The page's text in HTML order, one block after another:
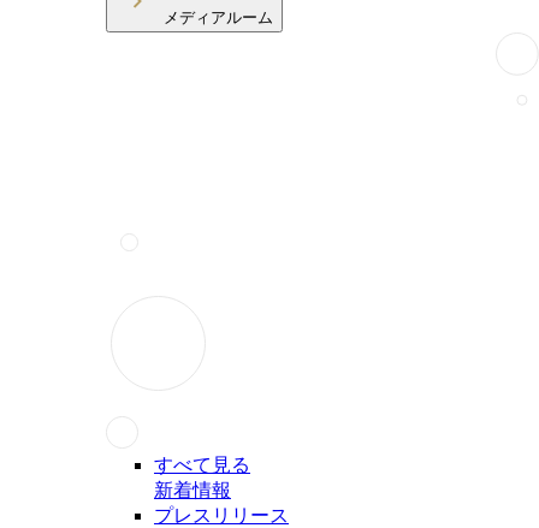
メディアルーム
すべて見る
新着情報
プレスリリース